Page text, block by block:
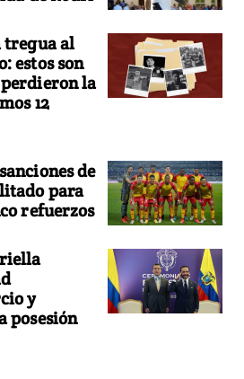
tregua al
estos son
la
12
de
para
refuerzos
y
posesión